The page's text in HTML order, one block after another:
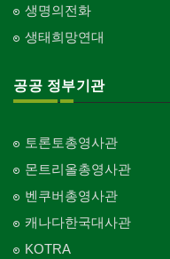
생명의전화
생태희망연대
공공 정부기관
토론토총영사관
몬트리올총영사관
벤쿠버총영사관
캐나다한국대사관
KOTRA